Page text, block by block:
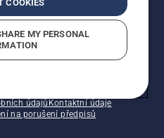
údajů Kontaktní údaje
na porušení předpisů
COOKIES
MY PERSONAL